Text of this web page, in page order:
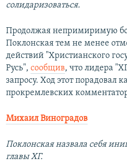
солидаризоваться.
Продолжая непримиримую
Поклонская тем не менее
действий "Христианского
Русь", сообщив, что лидера
запросу. Ход этот порадовал
прокремлевских
Михаил Виноградов
Поклонская назвала себя
главы ХГ.